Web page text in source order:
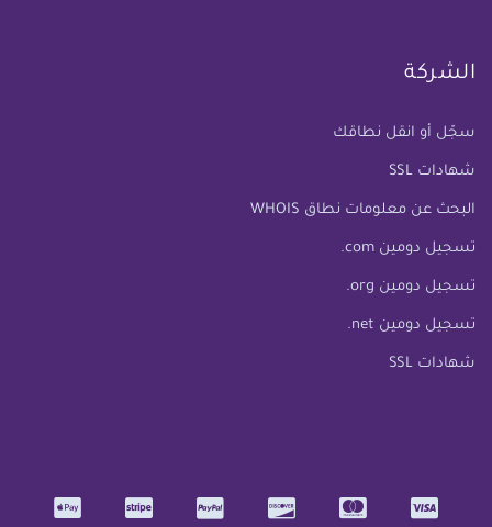
الشركة
سجّل أو انقل نطاقك
شهادات SSL
البحث عن معلومات نطاق WHOIS
تسجيل دومين com.
تسجيل دومين org.
تسجيل دومين net.
شهادات SSL